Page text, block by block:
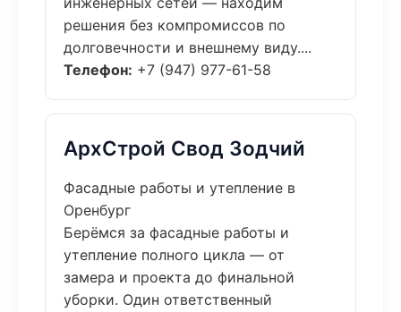
решения без компромиссов по
долговечности и внешнему виду....
Телефон: +7 (947) 977-61-58
АрхСтрой Свод Зодчий
Фасадные работы и утепление в
Оренбург
Берёмся за фасадные работы и
утепление полного цикла — от
замера и проекта до финальной
уборки. Один ответственный